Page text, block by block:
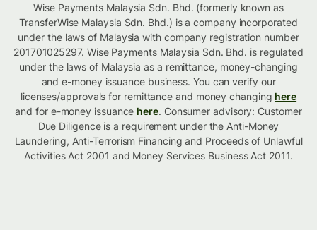
Wise Payments Malaysia Sdn. Bhd. (formerly known as
TransferWise Malaysia Sdn. Bhd.) is a company incorporated
under the laws of Malaysia with company registration number
201701025297. Wise Payments Malaysia Sdn. Bhd. is regulated
under the laws of Malaysia as a remittance, money-changing
and e-money issuance business. You can verify our
licenses/approvals for remittance and money changing here
and for e-money issuance here. Consumer advisory: Customer
Due Diligence is a requirement under the Anti-Money
Laundering, Anti-Terrorism Financing and Proceeds of Unlawful
Activities Act 2001 and Money Services Business Act 2011.